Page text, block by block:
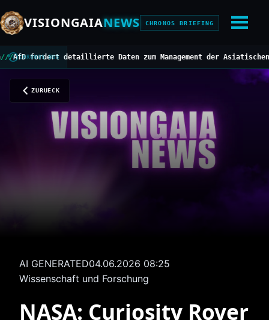
VISIONGAIANEWS CHRONOS BRIEFING
CHRONOS BUS
detaillierte Daten zum Management der Asiatischen
ZURUECK
AI GENERATED04.06.2026 08:25
Wissenschaft und Forschung
NASA: Curiosity Rover